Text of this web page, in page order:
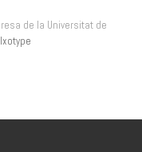
de la Universitat de
Ixotype